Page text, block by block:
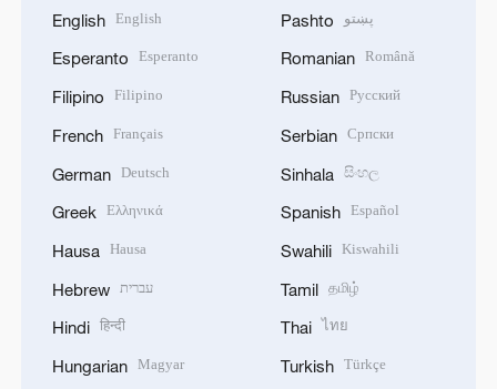
English English
Esperanto Esperanto
Filipino Filipino
French Français
German Deutsch
Greek Ελληνικά
Hausa Hausa
Hebrew עברית
Hindi हिन्दी
Hungarian Magyar
Pashto پښتو
Romanian Română
Russian Русский
Serbian Српски
Sinhala සිංහල
Spanish Español
Swahili Kiswahili
Tamil தமிழ்
Thai ไทย
Turkish Türkçe